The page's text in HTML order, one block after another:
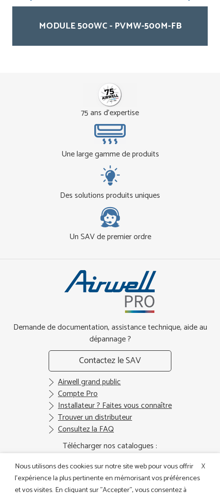
MODULE 500WC - PVMW-500M-FB
75 ans d'expertise
Une large gamme de produits
Des solutions produits uniques
Un SAV de premier ordre
Demande de documentation, assistance technique, aide au
dépannage ?
Contactez le SAV
Airwell grand public
Compte Pro
Installateur ? Faites vous connaître
Trouver un distributeur
Consultez la FAQ
Télécharger nos catalogues :
X
Nous utilisons des cookies sur notre site web pour vous offrir
l'expérience la plus pertinente en mémorisant vos préférences
et vos visites. En cliquant sur "Accepter", vous consentez à